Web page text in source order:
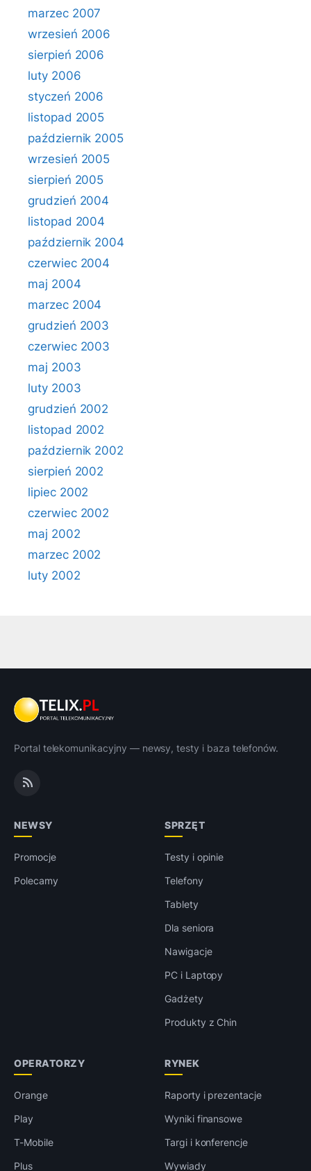
marzec 2007
wrzesień 2006
sierpień 2006
luty 2006
styczeń 2006
listopad 2005
październik 2005
wrzesień 2005
sierpień 2005
grudzień 2004
listopad 2004
październik 2004
czerwiec 2004
maj 2004
marzec 2004
grudzień 2003
czerwiec 2003
maj 2003
luty 2003
grudzień 2002
listopad 2002
październik 2002
sierpień 2002
lipiec 2002
czerwiec 2002
maj 2002
marzec 2002
luty 2002
Portal telekomunikacyjny — newsy, testy i baza telefonów.
NEWSY
Promocje
Polecamy
SPRZĘT
Testy i opinie
Telefony
Tablety
Dla seniora
Nawigacje
PC i Laptopy
Gadżety
Produkty z Chin
OPERATORZY
Orange
Play
T-Mobile
Plus
RYNEK
Raporty i prezentacje
Wyniki finansowe
Targi i konferencje
Wywiady